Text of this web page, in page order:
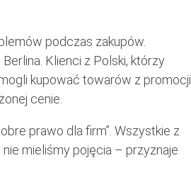
podczas zakupów.
Klienci z Polski, którzy
kupować towarów z promocji.
cenie.
prawo dla firm”. Wszystkie z
mieliśmy pojęcia – przyznaje